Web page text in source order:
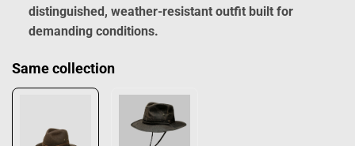
distinguished, weather-resistant outfit built for
demanding conditions.
Same collection